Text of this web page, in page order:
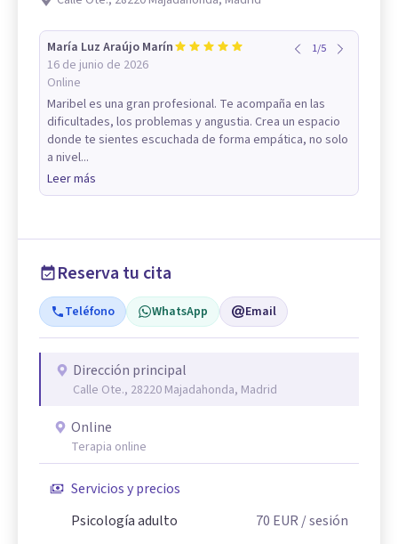
María Luz Araújo Marín
16 de junio de 2026
Online
1/5
Maribel es una gran profesional. Te acompaña en las
dificultades, los problemas y angustia. Crea un espacio
donde te sientes escuchada de forma empática, no solo
a nivel...
Leer más
Reserva tu cita
Teléfono WhatsApp Email
Dirección principal
Calle Ote., 28220 Majadahonda, Madrid
Online
Terapia online
Servicios y precios
Psicología adulto
70 EUR / sesión